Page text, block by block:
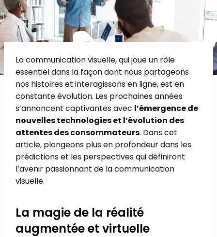
La communication visuelle, qui joue un rôle
essentiel dans la façon dont nous partageons
nos histoires et interagissons en ligne, est en
constante évolution. Les prochaines années
s’annoncent captivantes avec l’émergence de
nouvelles technologies et l’évolution des
attentes des consommateurs. Dans cet
article, plongeons plus en profondeur dans les
prédictions et les perspectives qui définiront
l’avenir passionnant de la communication
visuelle.
La magie de la réalité
augmentée et virtuelle